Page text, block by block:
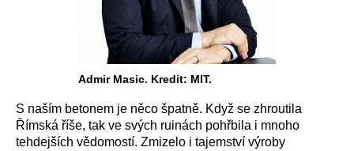
Admir Masic. Kredit: MIT.
S naším betonem je něco špatně. Když se zhroutila
Římská říše, tak ve svých ruinách pohřbila i mnoho
tehdejších vědomostí. Zmizelo i tajemství výroby